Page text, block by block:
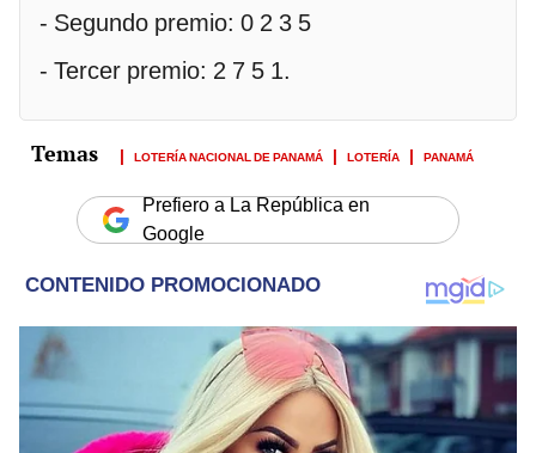
- Segundo premio: 0 2 3 5
- Tercer premio: 2 7 5 1.
LOTERÍA NACIONAL DE PANAMÁ LOTERÍA PANAMÁ
Prefiero a La República en
Google